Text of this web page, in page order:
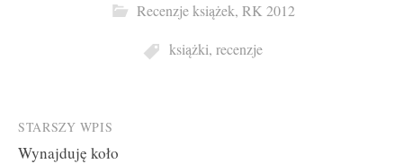
Recenzje książek, RK 2012
książki, recenzje
Post
STARSZY WPIS
Wynajduję koło